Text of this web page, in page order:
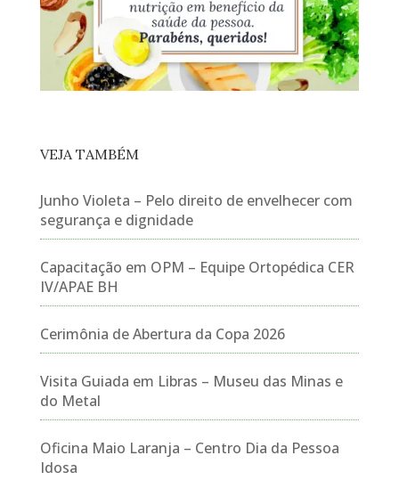
VEJA TAMBÉM
Junho Violeta – Pelo direito de envelhecer com
segurança e dignidade
Capacitação em OPM – Equipe Ortopédica CER
IV/APAE BH
Cerimônia de Abertura da Copa 2026
Visita Guiada em Libras – Museu das Minas e
do Metal
Oficina Maio Laranja – Centro Dia da Pessoa
Idosa